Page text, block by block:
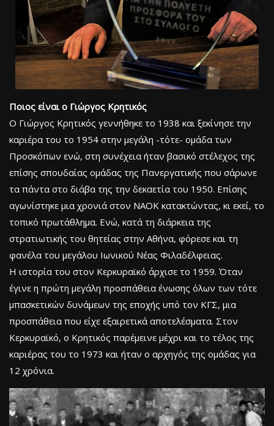
Ποιος είναι ο Γιώργος Κρητικός
Ο Γιώργος Κρητικός γεννήθηκε το 1938 και ξεκίνησε την
καριέρα του το 1954 στην μεγάλη -τότε- ομάδα των
Προσκόπων ενώ, στη συνέχεια ήταν βασικό στέλεχος της
επίσης σπουδαίας ομάδας της Πανεργατικής που σάρωνε
τα πάντα στο διάβα της την δεκαετία του 1950. Επίσης
αγωνίστηκε μια χρονιά στον ΝΑΟΚ κατακτώντας, κι εκεί, το
τοπικό πρωτάθλημα. Ενώ, κατά τη διάρκεια της
στρατιωτικής του θητείας στην Αθήνα, φόρεσε και τη
φανέλα του μεγάλου Ιωνικού Νέας Φιλαδέλφειας.
Η ιστορία του στον Κερκυραϊκό άρχισε το 1959. Όταν
έγινε η πρώτη μεγάλη προσπάθεια ένωσης όλων των τότε
μπασκετικών δυνάμεων της εποχής υπό τον ΚΓΣ, μια
προσπάθεια που είχε εξαιρετικά αποτελέσματα. Στον
Κερκυραϊκό, ο Κρητικός παρέμεινε μέχρι και το τέλος της
καριέρας του το 1973 και ήταν ο αρχηγός της ομάδας για
12 χρόνια.